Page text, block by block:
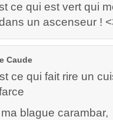
ce qui est vert qui
un ascenseur !
Caude
ce qui fait rire un
blague carambar,